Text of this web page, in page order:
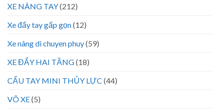
XE NÂNG TAY(212)
Xe đẩy tay gấp gọn(12)
Xe nâng di chuyen phuy(59)
XE ĐẨY HAI TẦNG(18)
CẨU TAY MINI THỦY LỰC (44)
VÕ XE(5)